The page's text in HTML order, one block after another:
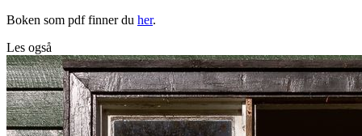
Boken som pdf finner du her.
Les også